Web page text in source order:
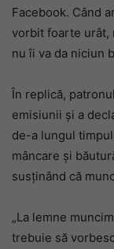
Facebook. Când
vorbit foarte urât,
nu îi va da niciun
În replică,
emisiunii și a
de-a lungul
mâncare și
susținând că
„La lemne
trebuie să